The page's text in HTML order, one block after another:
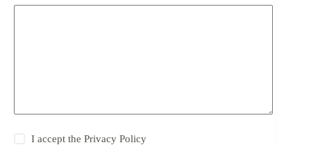
I accept thePrivacy Policy